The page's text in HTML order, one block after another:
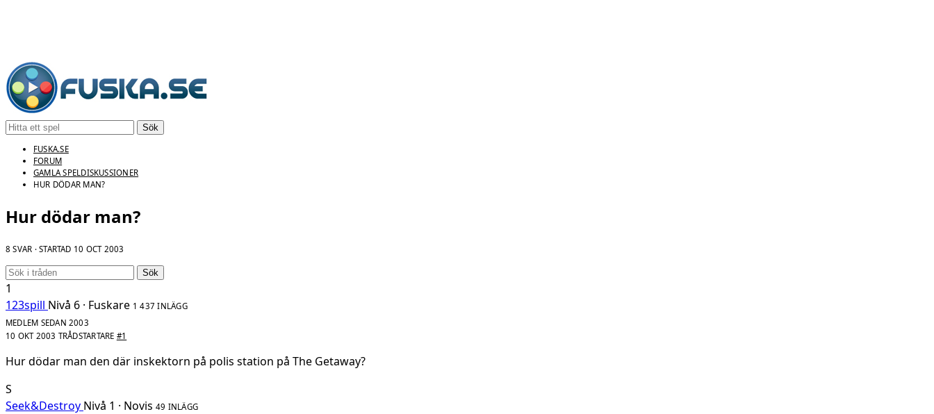
Sök
FUSKA.SE
FORUM
GAMLA SPELDISKUSSIONER
HUR DÖDAR MAN?
Hur dödar man?
8 SVAR · STARTAD 10 OCT 2003
Sök
1
123spill Nivå 6 · Fuskare 1 437 INLÄGG
MEDLEM SEDAN 2003
10 OKT 2003 TRÅDSTARTARE #1
Hur dödar man den där inskektorn på polis station på The Getaway?
S
Seek&Destroy Nivå 1 · Novis 49 INLÄGG